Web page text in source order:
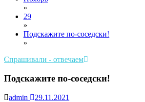
»
29
»
Подскажите по-соседски!
»
Спрашивали - отвечаем
Подскажите по-соседски!
admin 29.11.2021